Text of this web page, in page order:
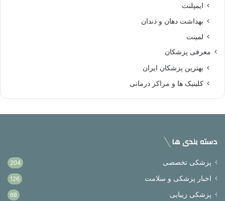
ایمپلنت
بهداشت دهان و دندان
لمینت
معرفی پزشکان
بهترین پزشکان ایران
کلینیک ها و مراکز درمانی
دسته بندی ها
پزشکی تخصصی 204
اخبار پزشکی و سلامت 126
پزشکی زیبایی 68